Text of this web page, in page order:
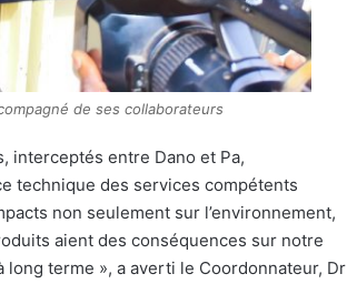
de ses collaborateurs
interceptés entre Dano et Pa,
technique des services compétents
non seulement sur l’environnement,
aient des conséquences sur notre
terme », a averti le Coordonnateur, Dr